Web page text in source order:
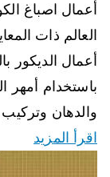
أعمال اصباغ
العالم ذات
أعمال الديكور
باستخدام أمهر
والدهان
اقرأ المزيد